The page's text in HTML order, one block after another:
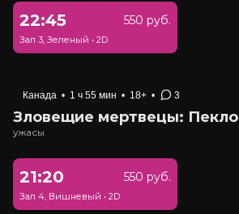
22:45 550 руб.
Зал 3, Зеленый • 2D
Канада • 1 ч 55 мин • 18+ • 3
Зловещие мертвецы: Пекло
ужасы
21:20 550 руб.
Зал 4, Вишневый • 2D